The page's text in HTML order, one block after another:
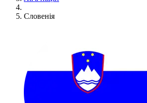
Словенія